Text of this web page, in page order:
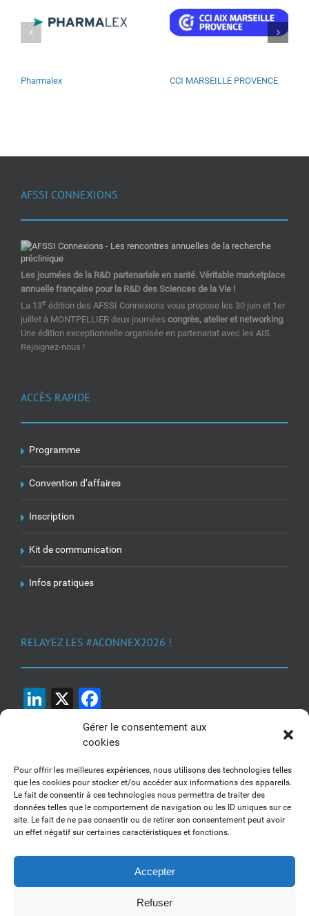
Gérer le consentement aux
cookies
Pour offrir les meilleures expériences, nous utilisons des technologies telles
que les cookies pour stocker et/ou accéder aux informations des appareils.
Le fait de consentir à ces technologies nous permettra de traiter des
données telles que le comportement de navigation ou les ID uniques sur ce
site. Le fait de ne pas consentir ou de retirer son consentement peut avoir
un effet négatif sur certaines caractéristiques et fonctions.
Accepter
Refuser
Pharmalex CCI MARSEILLE PROVENCE
AFSSI CONNEXIONS
Les journées de la R&D partenariale en santé. Véritable marketplace
annuelle française pour la R&D des Sciences de la Vie !
La 13e édition des AFSSI Connexions vous propose les 30 juin et 1er
juillet à MONTPELLIER deux journées congrès, atelier et networking.
Une édition exceptionnelle organisée en partenariat avec les AIS.
Rejoignez-nous !
ACCÈS RAPIDE
Programme
Convention d’affaires
Inscription
Kit de communication
Infos pratiques
RELAYEZ LES #ACONNEX2026 !
LinkedIn
X
1, 2, 3... Buzzez !
Découvrez nos kits communication